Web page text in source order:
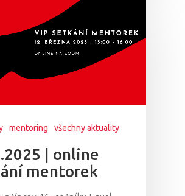
mentoring všechny aktuality
| online
mentorek